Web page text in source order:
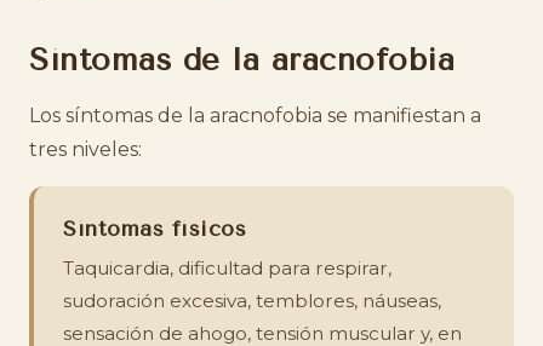
Síntomas de la aracnofobia
Los síntomas de la aracnofobia se manifiestan a
tres niveles:
Síntomas físicos
Taquicardia, dificultad para respirar,
sudoración excesiva, temblores, náuseas,
sensación de ahogo, tensión muscular y, en